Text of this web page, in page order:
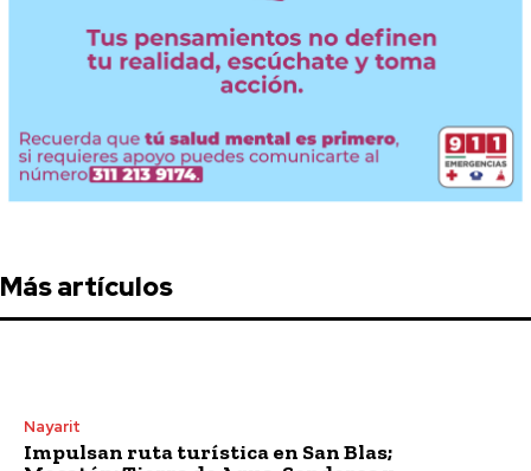
Más artículos
Nayarit
Impulsan ruta turística en San Blas;